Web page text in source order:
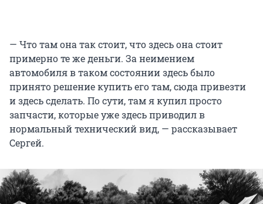
— Что там она так стоит, что здесь она стоит
примерно те же деньги. За неимением
автомобиля в таком состоянии здесь было
принято решение купить его там, сюда привезти
и здесь сделать. По сути, там я купил просто
запчасти, которые уже здесь приводил в
нормальный технический вид, — рассказывает
Сергей.